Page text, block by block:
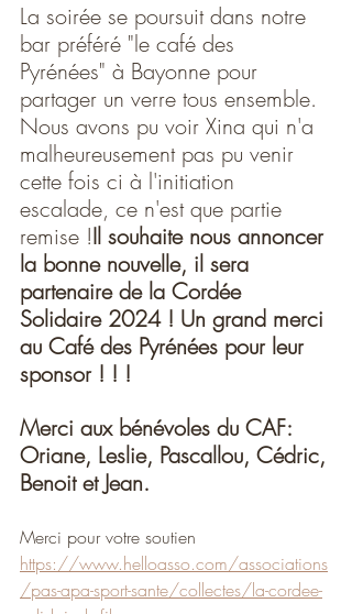
La soirée se poursuit dans notre
bar préféré "le café des
Pyrénées" à Bayonne pour
partager un verre tous ensemble.
Nous avons pu voir Xina qui n'a
malheureusement pas pu venir
cette fois ci à l'initiation
escalade, ce n'est que partie
remise !Il souhaite nous annoncer
la bonne nouvelle, il sera
partenaire de la Cordée
Solidaire 2024 ! Un grand merci
au Café des Pyrénées pour leur
sponsor ! ! !
Merci aux bénévoles du CAF:
Oriane, Leslie, Pascallou, Cédric,
Benoit et Jean.
Merci pour votre soutien
https://www.helloasso.com/associations
/pas-apa-sport-sante/collectes/la-cordee-